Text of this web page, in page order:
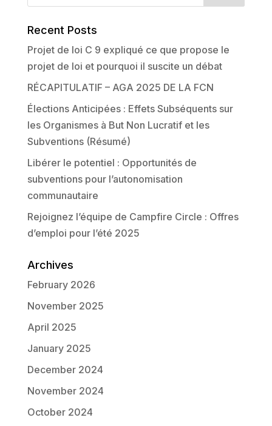
Recent Posts
Projet de loi C 9 expliqué ce que propose le
projet de loi et pourquoi il suscite un débat
RÉCAPITULATIF – AGA 2025 DE LA FCN
Élections Anticipées : Effets Subséquents sur
les Organismes à But Non Lucratif et les
Subventions (Résumé)
Libérer le potentiel : Opportunités de
subventions pour l’autonomisation
communautaire
Rejoignez l’équipe de Campfire Circle : Offres
d’emploi pour l’été 2025
Archives
February 2026
November 2025
April 2025
January 2025
December 2024
November 2024
October 2024